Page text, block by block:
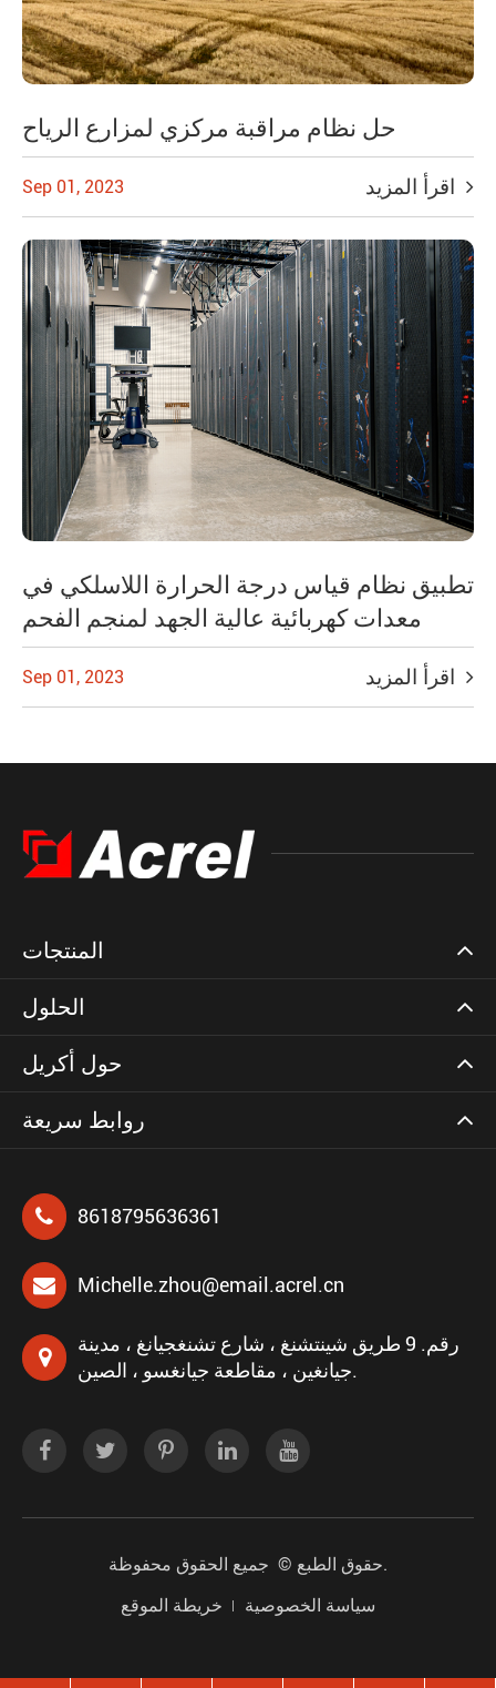
حل نظام مراقبة مركزي لمزارع الرياح
Sep 01, 2023
تطبيق نظام قياس درجة الحرارة اللاسلكي في
معدات كهربائية عالية الجهد لمنجم الفحم
Sep 01, 2023
المنتجات
الحلول
حول أكريل
روابط سريعة
8618795636361
Michelle.zhou@email.acrel.cn
رقم. 9 طريق شينتشنغ ، شارع تشنغجيانغ ، مدينة
جيانغين ، مقاطعة جيانغسو ، الصين.
حقوق الطبع ©جميع الحقوق محفوظة.
خريطة الموقع
سياسة الخصوصية